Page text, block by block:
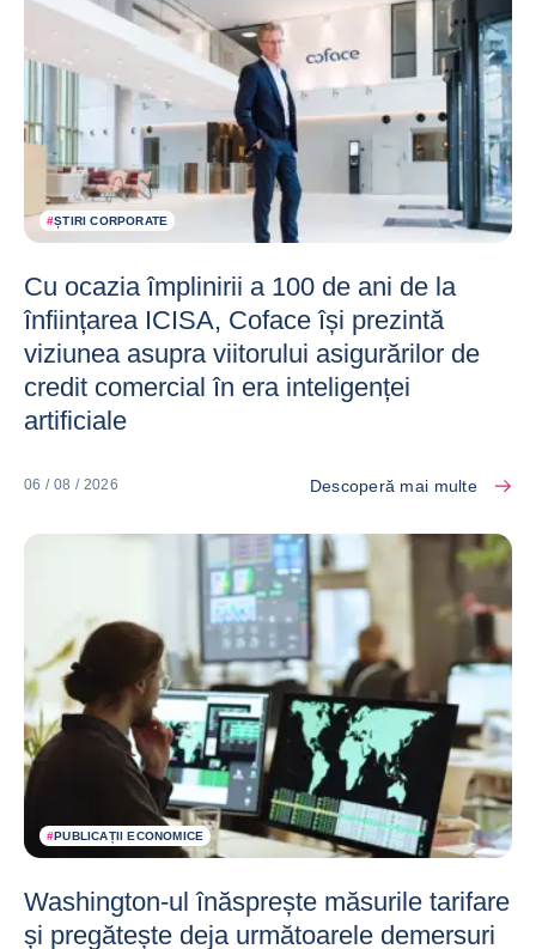
#ȘTIRI CORPORATE
Cu ocazia împlinirii a 100 de ani de la
înființarea ICISA, Coface își prezintă
viziunea asupra viitorului asigurărilor de
credit comercial în era inteligenței
artificiale
06 / 08 / 2026 Descoperă mai multe
#PUBLICAȚII ECONOMICE
Washington-ul înăsprește măsurile tarifare
și pregătește deja următoarele demersuri